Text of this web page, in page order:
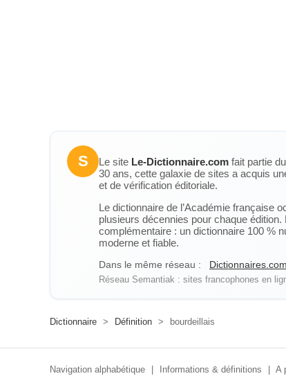
S Le site Le-Dictionnaire.com fait partie
30 ans, cette galaxie de sites a acquis
et de vérification éditoriale.
Le dictionnaire de l’Académie française
plusieurs décennies pour chaque
complémentaire : un dictionnaire 100 %
moderne et fiable.
Dans le même réseau : Dictionnaires.com
Réseau Semantiak : sites francophones en
Dictionnaire > Définition > bourdeillais
Navigation alphabétique Informations & définitions A